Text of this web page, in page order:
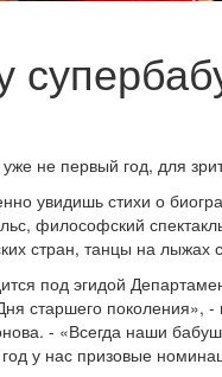
не первый год, для
увидишь стихи о
философский
стран, танцы на лыжах
под эгидой
старшего поколения»,
- «Всегда наши
у нас призовые